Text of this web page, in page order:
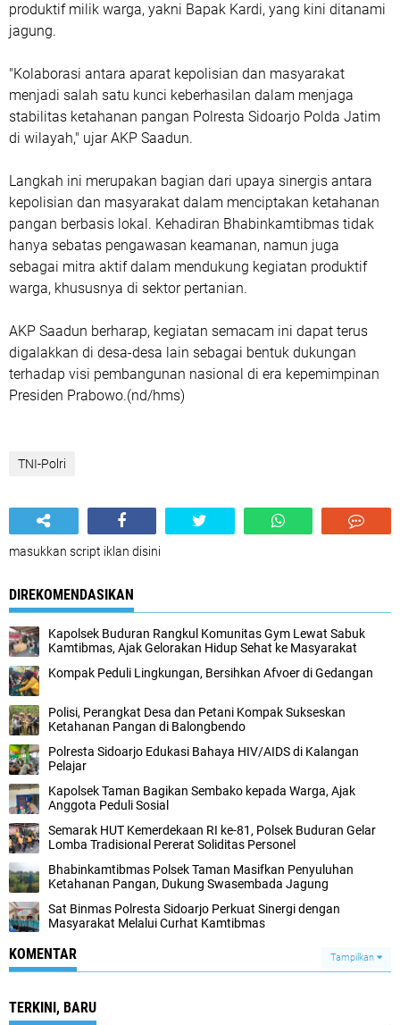
produktif milik warga, yakni Bapak Kardi, yang kini ditanami
jagung.
"Kolaborasi antara aparat kepolisian dan masyarakat
menjadi salah satu kunci keberhasilan dalam menjaga
stabilitas ketahanan pangan Polresta Sidoarjo Polda Jatim
di wilayah," ujar AKP Saadun.
Langkah ini merupakan bagian dari upaya sinergis antara
kepolisian dan masyarakat dalam menciptakan ketahanan
pangan berbasis lokal. Kehadiran Bhabinkamtibmas tidak
hanya sebatas pengawasan keamanan, namun juga
sebagai mitra aktif dalam mendukung kegiatan produktif
warga, khususnya di sektor pertanian.
AKP Saadun berharap, kegiatan semacam ini dapat terus
digalakkan di desa-desa lain sebagai bentuk dukungan
terhadap visi pembangunan nasional di era kepemimpinan
Presiden Prabowo.(nd/hms)
TNI-Polri
masukkan script iklan disini
DIREKOMENDASIKAN
Kapolsek Buduran Rangkul Komunitas Gym Lewat Sabuk
Kamtibmas, Ajak Gelorakan Hidup Sehat ke Masyarakat
Kompak Peduli Lingkungan, Bersihkan Afvoer di Gedangan
Polisi, Perangkat Desa dan Petani Kompak Sukseskan
Ketahanan Pangan di Balongbendo
Polresta Sidoarjo Edukasi Bahaya HIV/AIDS di Kalangan
Pelajar
Kapolsek Taman Bagikan Sembako kepada Warga, Ajak
Anggota Peduli Sosial
Semarak HUT Kemerdekaan RI ke-81, Polsek Buduran Gelar
Lomba Tradisional Pererat Soliditas Personel
Bhabinkamtibmas Polsek Taman Masifkan Penyuluhan
Ketahanan Pangan, Dukung Swasembada Jagung
Sat Binmas Polresta Sidoarjo Perkuat Sinergi dengan
Masyarakat Melalui Curhat Kamtibmas
KOMENTAR Tampilkan
TERKINI, BARU